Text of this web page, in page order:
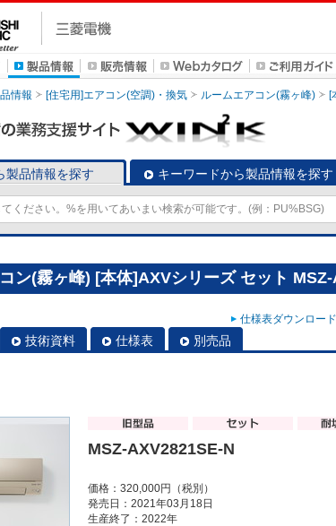
情報 [住宅用]エアコン(空調)・換気 ルームエアコン(霧ヶ峰) [
製品情報を探す キーワードから製品情報を探す
ン(霧ヶ峰) [本体]AXVシリーズ セット
仕様表ダウンロー
技術資料 仕様表 別売品
MSZ-AXV2821SE-N
価格：320,000円（税別）
発売日：2021年03月18日
生産終了：2022年